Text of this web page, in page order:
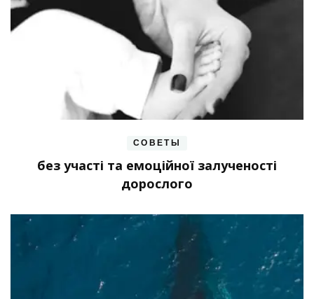
СОВЕТЫ
без участі та емоційної залученості
дорослого